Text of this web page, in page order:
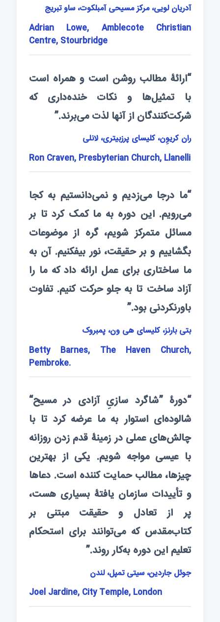
آدریان لویی، مرکز مسیحی آمبلکوت، ساو تبریج
Adrian Lowe, Amblecote Christian
Centre, Stourbridge
“ارائۀ مطالب روشن است و همراه است
با تمثیل‌ها و نکات خنده‌‌داری که
شرکت‌کنندگان از آنها لذت می‌برند.”
ران کریوِن، کلیسای پرزبیتری، لانلی
Ron Craven, Presbyterian Church, Llanelli
“ما درجا می‌زدیم و نمی‌دانستیم به کجا
می‌رویم. این دوره به ما کمک کرد تا بر
مسائل متمرکز شویم، گره از موضوعات
بگشاییم و بر حقیقت، نور بیفکنیم. آن به
ما ساختاری برای عمل ارائه داد که ما را
آزاد ساخت تا به جلو حرکت کنیم. تفاوت
باورنکردنی بود.”
بتی بارنز، کلیسای هی ون، پمبروک
Betty Barnes, The Haven Church,
Pembroke.
“دورۀ ”شاگرد سازیِ آزادی در مسیح“
شالوده‌ای استوار به ما عرضه کرد تا با
چالش‌های عملی در زمینۀ قدم زدن روزانه
با عیسی مواجه شویم. یکی از بهترین
چیزها، مطالب حمایت کننده است. دعاها
و تأییدات سازمان یافتۀ بسیاری هست،
پر از تعادل و حقیقت مبتنی بر
کتاب‌مقدس که می‌توانند برای استحکام
تعلیم این دوره به‌کار روند.”
جوئل جاردین، سیتی تمپل، لندن
Joel Jardine, City Temple, London